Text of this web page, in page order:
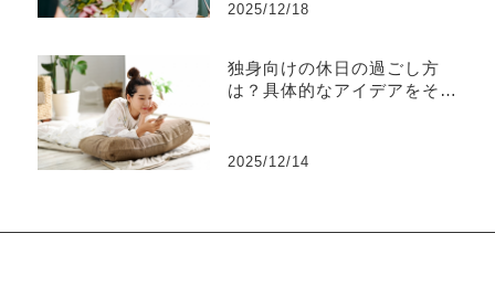
2025/12/18
独身向けの休日の過ごし方
は？具体的なアイデアをそれ
2025/12/14